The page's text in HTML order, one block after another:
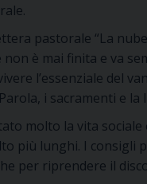
pastorale “La
è mai finita e va
l’essenziale del
i sacramenti e la
molto la vita
più lunghi. I consigli
per riprendere il